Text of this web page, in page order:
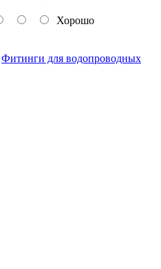
Хорошо
Фитинги для водопроводных